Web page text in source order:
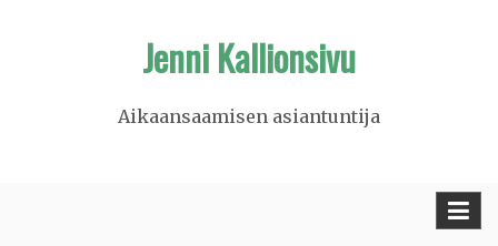
Jenni Kallionsivu
Aikaansaamisen asiantuntija